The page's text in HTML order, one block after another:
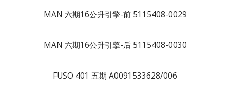
MAN 六期16公升引擎-前 5115408-0029
MAN 六期16公升引擎-后 5115408-0030
FUSO 401 五期 A0091533628/006